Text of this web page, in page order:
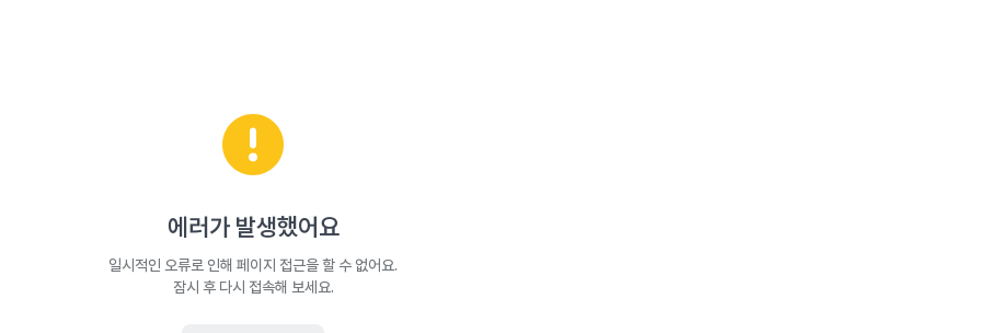
에러가 발생했어요
일시적인 오류로 인해 페이지 접근을 할 수 없어요.
잠시 후 다시 접속해 보세요.